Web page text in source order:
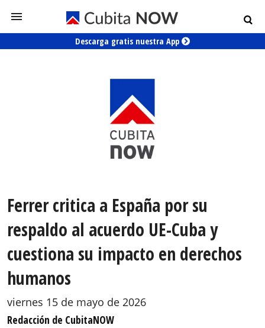
Descarga gratis nuestra App
Ferrer critica a España por su
respaldo al acuerdo UE-Cuba y
cuestiona su impacto en derechos
humanos
viernes 15 de mayo de 2026
Redacción de CubitaNOW